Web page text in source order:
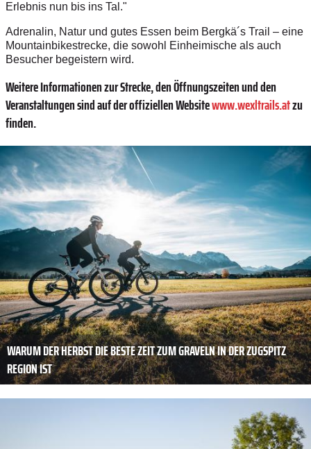
Erlebnis nun bis ins Tal."
Adrenalin, Natur und gutes Essen beim Bergkä´s Trail – eine
Mountainbikestrecke, die sowohl Einheimische als auch
Besucher begeistern wird.
Weitere Informationen zur Strecke, den Öffnungszeiten und den
Veranstaltungen sind auf der offiziellen Websitewww.wexltrails.atzu
finden.
WARUM DER HERBST DIE BESTE ZEIT ZUM GRAVELN IN DER ZUGSPITZ
REGION IST